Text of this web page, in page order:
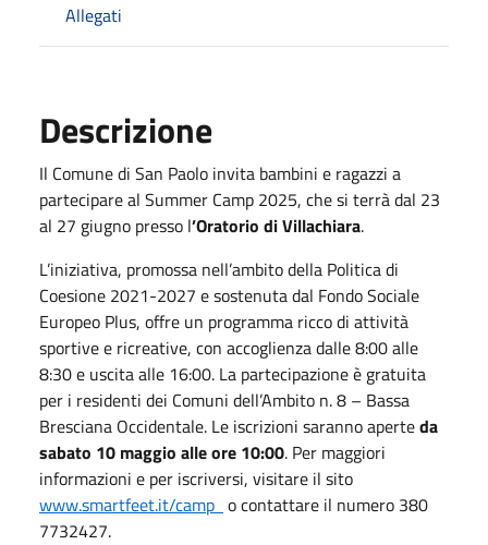
Allegati
Descrizione
Il Comune di San Paolo invita bambini e ragazzi a
partecipare al Summer Camp 2025, che si terrà dal 23
al 27 giugno presso l’Oratorio di Villachiara.
L’iniziativa, promossa nell’ambito della Politica di
Coesione 2021-2027 e sostenuta dal Fondo Sociale
Europeo Plus, offre un programma ricco di attività
sportive e ricreative, con accoglienza dalle 8:00 alle
8:30 e uscita alle 16:00. La partecipazione è gratuita
per i residenti dei Comuni dell’Ambito n. 8 – Bassa
Bresciana Occidentale. Le iscrizioni saranno aperteda
sabato 10 maggio alle ore 10:00. Per maggiori
informazioni e per iscriversi, visitare il sito
www.smartfeet.it/camp o contattare il numero 380
7732427.